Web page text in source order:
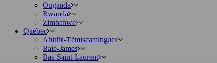
Ouganda
Rwanda
Zimbabwe
Québec
Abitibi-Témiscamingue
Baie-James
Bas-Saint-Laurent